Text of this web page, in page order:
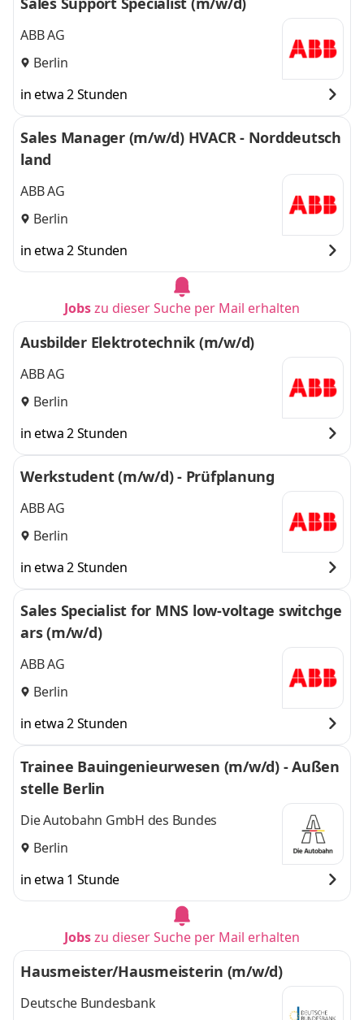
ABB AG
Berlin
in etwa 2 Stunden
Sales Manager (m/w/d) HVACR - Norddeutsch
land
ABB AG
Berlin
in etwa 2 Stunden
Jobszu dieser Suche per Mail erhalten
Ausbilder Elektrotechnik (m/w/d)
ABB AG
Berlin
in etwa 2 Stunden
Werkstudent (m/w/d) - Prüfplanung
ABB AG
Berlin
in etwa 2 Stunden
Sales Specialist for MNS low-voltage switchge
ars (m/w/d)
ABB AG
Berlin
in etwa 2 Stunden
Trainee Bauingenieurwesen (m/w/d) - Außen
stelle Berlin
Die Autobahn GmbH des Bundes
Berlin
in etwa 1 Stunde
Jobszu dieser Suche per Mail erhalten
Hausmeister/Hausmeisterin (m/w/d)
Deutsche Bundesbank